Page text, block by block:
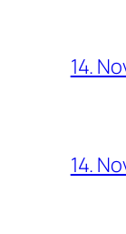
14.
14.